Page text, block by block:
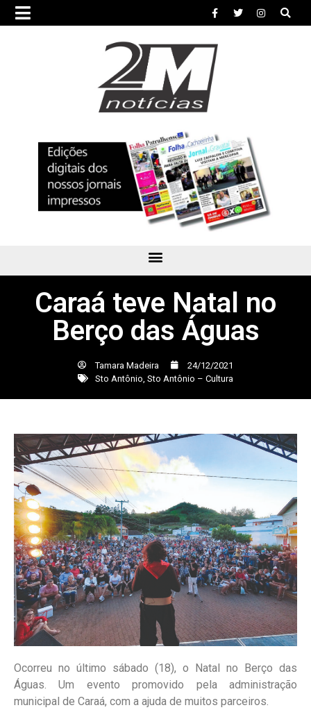
Caraá teve Natal no
Berço das Águas
Tamara Madeira
24/12/2021
Sto Antônio Sto Antônio – Cultura
Ocorreu no último sábado (18), o Natal no Berço das
Águas. Um evento promovido pela administração
municipal de Caraá, com a ajuda de muitos parceiros.